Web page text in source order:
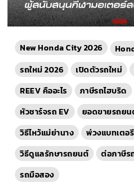
New Honda City 2026
รถใหม่ 2026
เปิดตัวรถใหม่
REEV คืออะไร
ภาษีรถไฮบริด
หัวชาร์จรถ EV
ยอดขายรถย
วิธีไหว้แม่ย่านาง
พ่วงแบทเตอรี
วิธีดูแลรักษารถยนต์
ต่อภาษีร
รถมือสอง